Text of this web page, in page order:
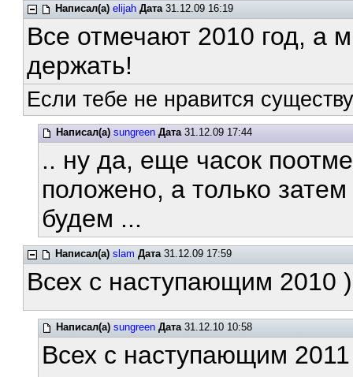
Написал(а) elijah Дата31.12.09 16:19
Все отмечают 2010 год, а
держать!
Если тебе не нравится
Написал(а) sungreen Дата31.12.09 17:44
.. ну да, еще часок
положено, а только
будем ...
Написал(а) slam Дата31.12.09 17:59
Всех с наступающим 2010 )
Написал(а) sungreen Дата31.12.10 10:58
Всех с наступающим